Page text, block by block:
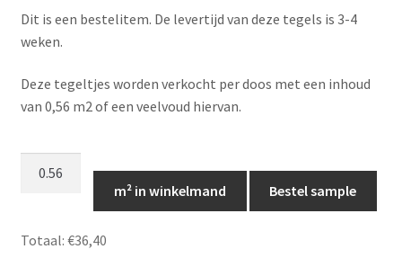
Dit is een bestelitem. De levertijd van deze tegels is 3-4
weken.
Deze tegeltjes worden verkocht per doos met een inhoud
van 0,56 m2 of een veelvoud hiervan.
m² in winkelmand Bestel sample
Totaal: €36,40